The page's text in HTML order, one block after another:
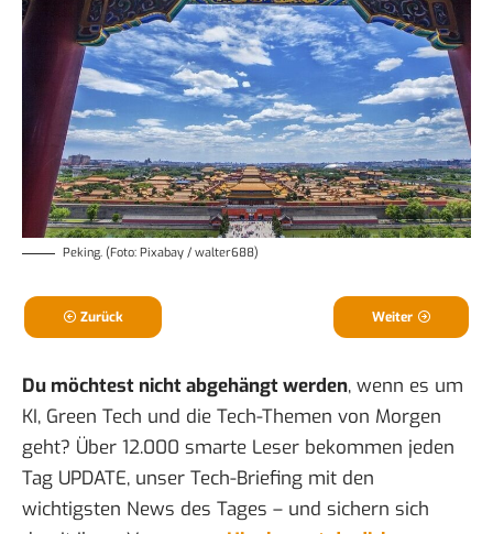
Peking. (Foto: Pixabay / walter688)
Zurück Weiter
Du möchtest nicht abgehängt werden, wenn es um
KI, Green Tech und die Tech-Themen von Morgen
geht? Über 12.000 smarte Leser bekommen jeden
Tag UPDATE, unser Tech-Briefing mit den
wichtigsten News des Tages – und sichern sich